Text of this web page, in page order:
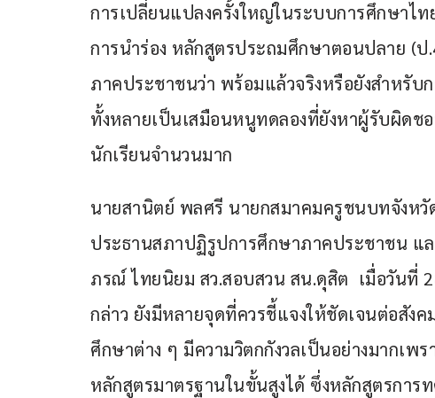
การเปลี่ยนแปลงครั้งใหญ่ในระบบการศึกษาไ
การนำร่อง หลักสูตรประถมศึกษาตอนปลาย (
ภาคประชาชนว่า พร้อมแล้วจริงหรือยังสำหรับ
ทั้งหลายเป็นเสมือนหนูทดลองที่ยังหาผู้รับผิดช
นักเรียนจำนวนมาก
นายสานิตย์ พลศรี นายกสมาคมครูชนบทจังห
ประธานสภาปฏิรูปการศึกษาภาคประชาชน
ภรณ์ ไทยนิยม สว.สอบสวน สน.ดุสิต  เมื่อวันที่
กล่าว ยังมีหลายจุดที่ควรชี้แจงให้ชัดเจนต่อสั
ศึกษาต่าง ๆ มีความวิตกกังวลเป็นอย่างมากเพ
หลักสูตรมาตรฐานในขั้นสูงได้ ซึ่งหลักสูตรการ